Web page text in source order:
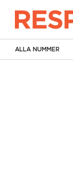
ALLA NUMMER